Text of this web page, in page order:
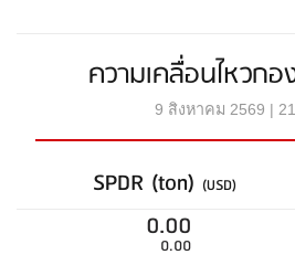
ความเคลื่อนไหวก
9 สิงหาคม 2569 |
SPDR (ton) (USD)
0.00
0.00